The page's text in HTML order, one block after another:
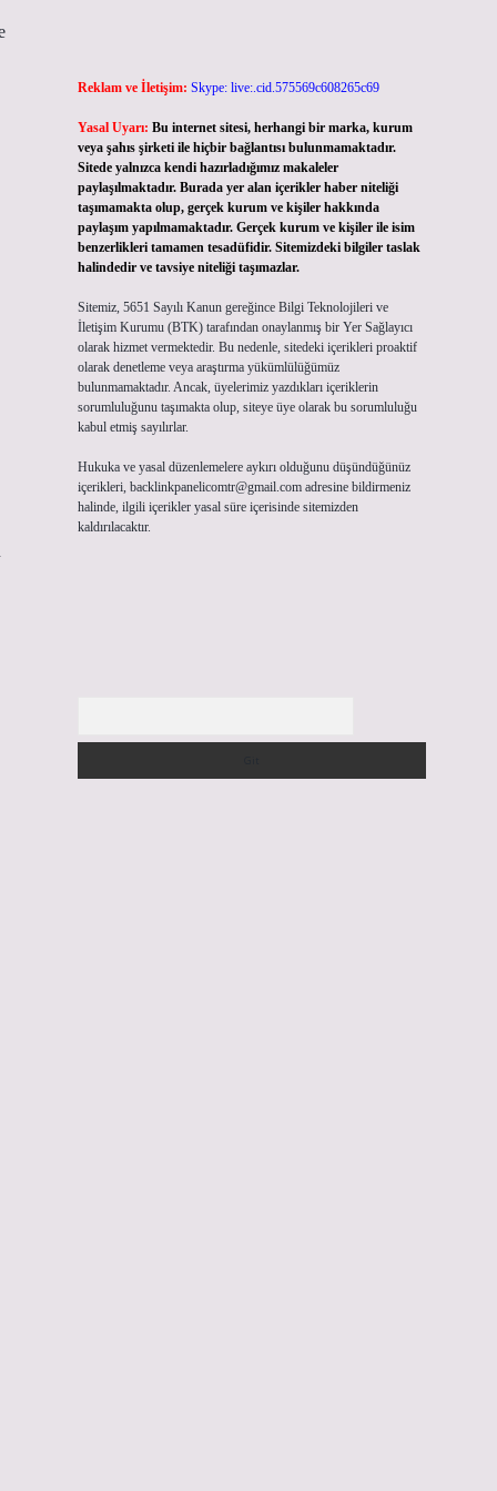
Reklam ve İletişim: Skype: live:.cid.575569c608265c69
Yasal Uyarı: Bu internet sitesi, herhangi bir marka, kurum
veya şahıs şirketi ile hiçbir bağlantısı bulunmamaktadır.
Sitede yalnızca kendi hazırladığımız makaleler
paylaşılmaktadır. Burada yer alan içerikler haber niteliği
taşımamakta olup, gerçek kurum ve kişiler hakkında
paylaşım yapılmamaktadır. Gerçek kurum ve kişiler ile isim
benzerlikleri tamamen tesadüfidir. Sitemizdeki bilgiler taslak
halindedir ve tavsiye niteliği taşımazlar.
Sitemiz, 5651 Sayılı Kanun gereğince Bilgi Teknolojileri ve
İletişim Kurumu (BTK) tarafından onaylanmış bir Yer Sağlayıcı
olarak hizmet vermektedir. Bu nedenle, sitedeki içerikleri proaktif
olarak denetleme veya araştırma yükümlülüğümüz
bulunmamaktadır. Ancak, üyelerimiz yazdıkları içeriklerin
sorumluluğunu taşımakta olup, siteye üye olarak bu sorumluluğu
kabul etmiş sayılırlar.
Hukuka ve yasal düzenlemelere aykırı olduğunu düşündüğünüz
içerikleri, backlinkpanelicomtr@gmail.comadresine bildirmeniz
halinde, ilgili içerikler yasal süre içerisinde sitemizden
kaldırılacaktır.